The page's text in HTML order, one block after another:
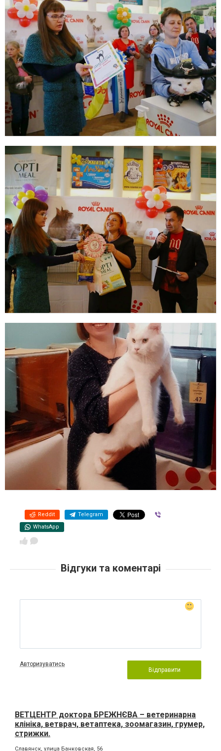
Reddit Telegram
WhatsApp
Відгуки та коментарі
Авторизуватись
Відправити
ВЕТЦЕНТР доктора БРЕЖНЄВА – ветеринарна
клініка, ветврач, ветаптека, зоомагазин, грумер,
стрижки.
Славянск, улица Банковская, 56